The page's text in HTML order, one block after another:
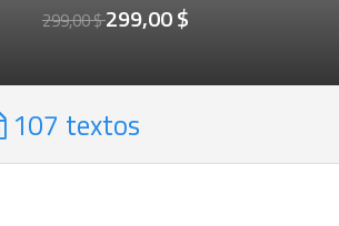
299,00 $299,00 $
107 textos